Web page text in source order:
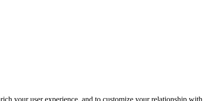
your user experience, and to customize your relationship with